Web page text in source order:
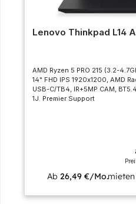
Lenovo Thinkpad L14
AMD Ryzen 5 PRO 215 (3.2-
14" FHD IPS 1920x1200, AMD
USB-C/TB4, IR+5MP CAM,
1J. Premier Support
Ab26,49 €/Mo.